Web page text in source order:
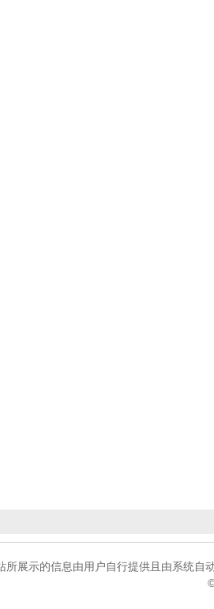
所展示的信息由用户自行提供且由系统